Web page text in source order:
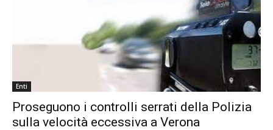
Enti
Proseguono i controlli serrati della Polizia
sulla velocità eccessiva a Verona